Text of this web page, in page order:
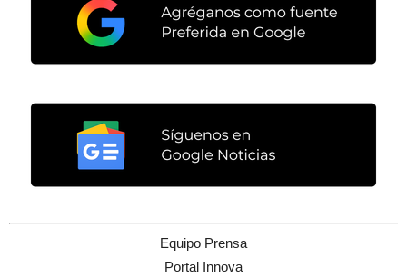
Equipo Prensa
Portal Innova